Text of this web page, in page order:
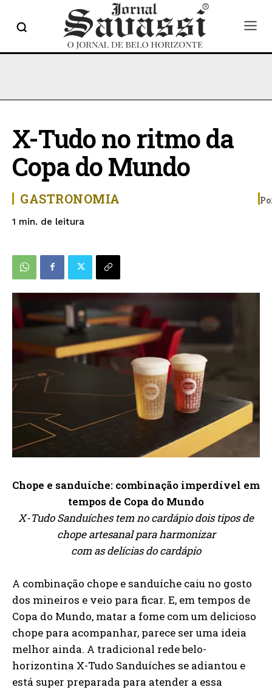
X-Tudo no ritmo da
Copa do Mundo
GASTRONOMIA
1 min. de leitura
Chope e sanduíche: combinação imperdível em
tempos de Copa do Mundo
X-Tudo Sanduíches tem no cardápio dois tipos de
chope artesanal para harmonizar
com as delícias do cardápio
A combinação chope e sanduíche caiu no gosto
dos mineiros e veio para ficar. E, em tempos de
Copa do Mundo, matar a fome com um delicioso
chope para acompanhar, parece ser uma ideia
melhor ainda. A tradicional rede belo-
horizontina X-Tudo Sanduíches se adiantou e
está super preparada para atender a essa